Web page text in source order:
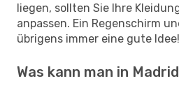
liegen, sollten Sie Ihre
anpassen. Ein Regenschirm
übrigens immer eine gute Idee!
Was kann man in